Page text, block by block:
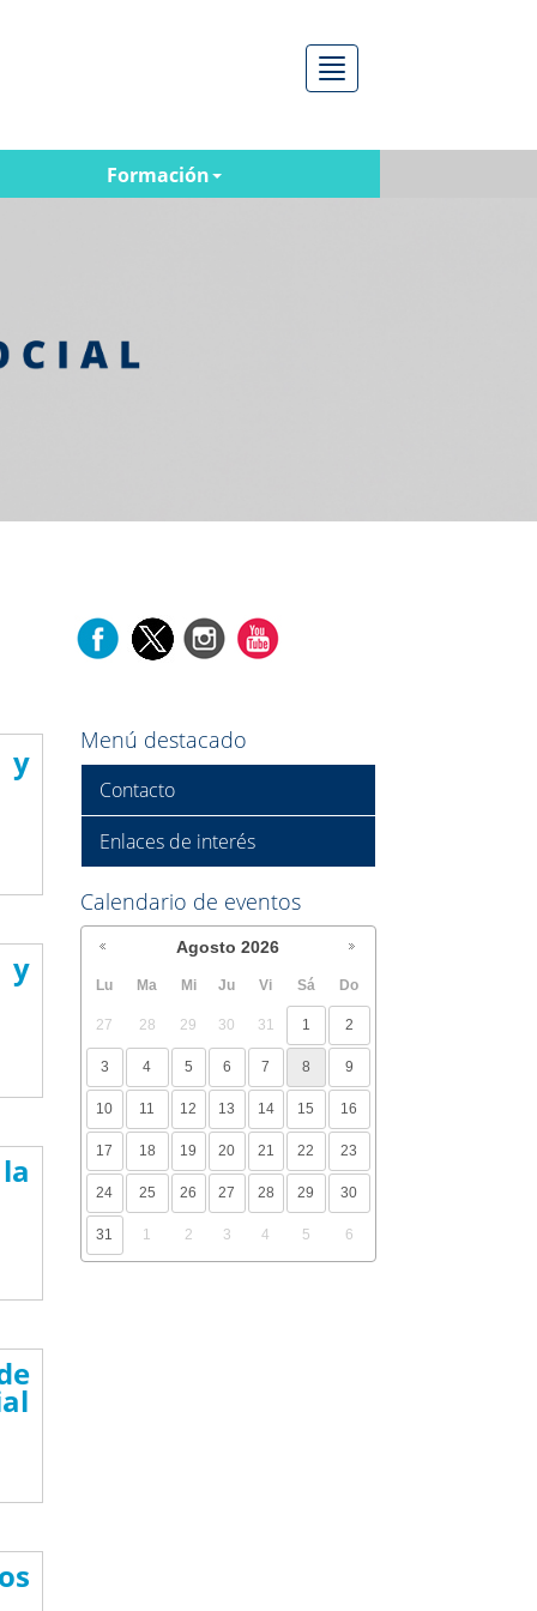
Menú
Formación
y
y
Menú destacado
Contacto
Enlaces de interés
Calendario de eventos
Agosto 2026
Lu Ma Mi Ju Vi Sá Do
27 28 29 30 31 1 2
3 4 5 6 7 8 9
10 11 12 13 14 15 16
17 18 19 20 21 22 23
24 25 26 27 28 29 30
31 1 2 3 4 5 6